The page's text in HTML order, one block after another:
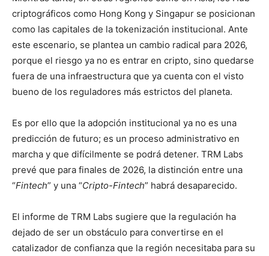
criptográficos como Hong Kong y Singapur se posicionan
como las capitales de la tokenización institucional. Ante
este escenario, se plantea un cambio radical para 2026,
porque el riesgo ya no es entrar en cripto, sino quedarse
fuera de una infraestructura que ya cuenta con el visto
bueno de los reguladores más estrictos del planeta.
Es por ello que la adopción institucional ya no es una
predicción de futuro; es un proceso administrativo en
marcha y que difícilmente se podrá detener. TRM Labs
prevé que para finales de 2026, la distinción entre una
“Fintech” y una “Cripto-Fintech” habrá desaparecido.
El informe de TRM Labs sugiere que la regulación ha
dejado de ser un obstáculo para convertirse en el
catalizador de confianza que la región necesitaba para su